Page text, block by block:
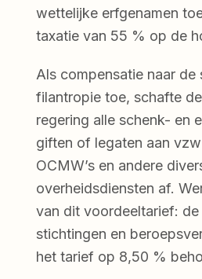
wettelijke erfgenamen
taxatie van 55 % op de
Als compensatie naar de
filantropie toe, schafte
regering alle schenk- en
giften of legaten aan
OCMW’s en andere
overheidsdiensten af.
van dit voordeeltarief:
stichtingen en
het tarief op 8,50 %